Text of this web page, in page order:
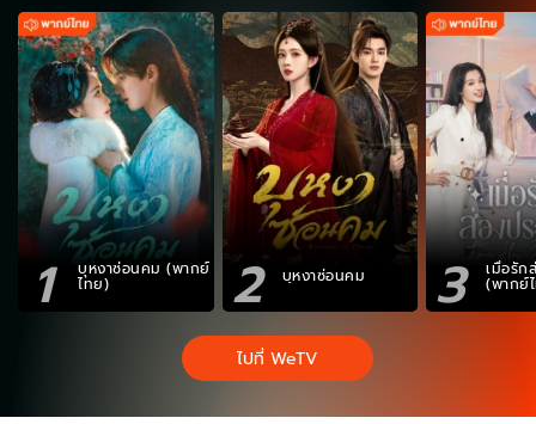
1 บุหงาซ่อนคม (พากย์
ไทย) 2 บุหงาซ่อนคม 3 เมื่อรัก
(พากย์
ไปที่ WeTV